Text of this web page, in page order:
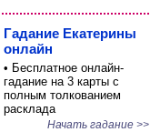
Гадание Екатерины
онлайн
• Бесплатное онлайн-
гадание на 3 карты с
полным толкованием
расклада
Начать гадание >>